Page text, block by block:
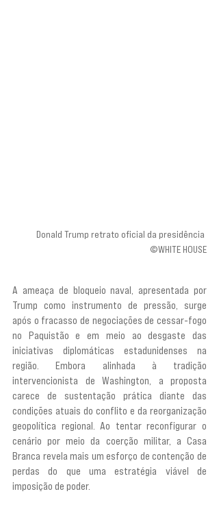
Donald Trump retrato oficial da presidência
©WHITE HOUSE
A ameaça de bloqueio naval, apresentada por
Trump como instrumento de pressão, surge
após o fracasso de negociações de cessar-fogo
no Paquistão e em meio ao desgaste das
iniciativas diplomáticas estadunidenses na
região. Embora alinhada à tradição
intervencionista de Washington, a proposta
carece de sustentação prática diante das
condições atuais do conflito e da reorganização
geopolítica regional. Ao tentar reconfigurar o
cenário por meio da coerção militar, a Casa
Branca revela mais um esforço de contenção de
perdas do que uma estratégia viável de
imposição de poder.